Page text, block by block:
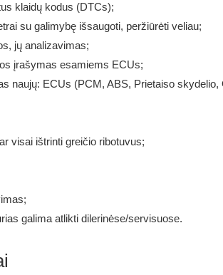
klaidų kodus (DTCs);
su galimybę išsaugoti, peržiūrėti veliau;
jų analizavimas;
įrašymas esamiems ECUs;
naujų: ECUs (PCM, ABS, Prietaiso skydelio,
visai ištrinti greičio ribotuvus;
galima atlikti dilerinėse/servisuose.